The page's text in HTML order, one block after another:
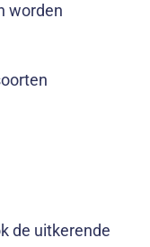
worden
de uitkerende